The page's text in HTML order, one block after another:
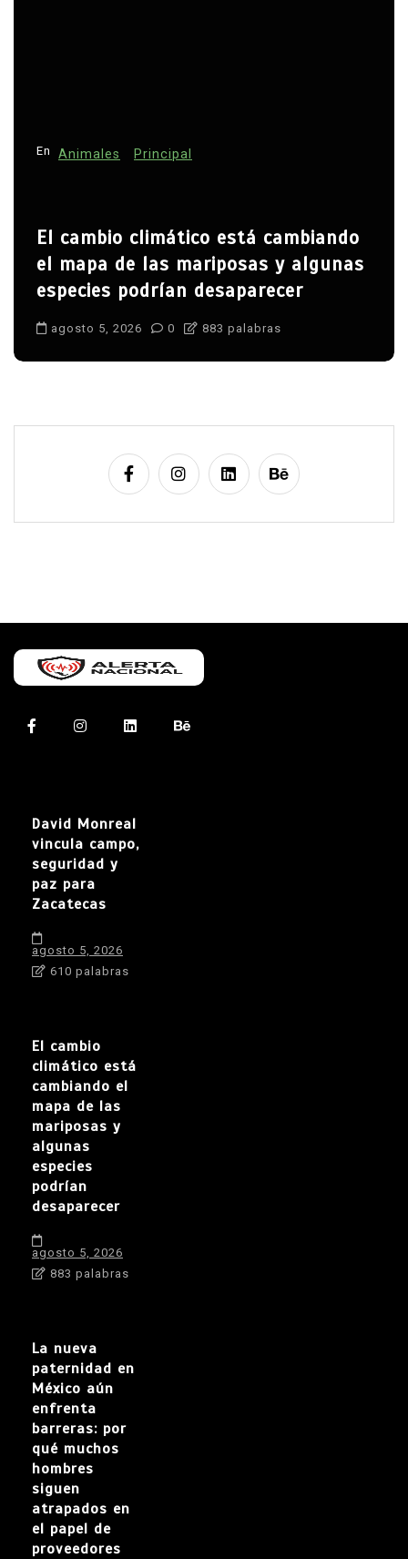
En Animales Principal
El cambio climático está cambiando
el mapa de las mariposas y algunas
especies podrían desaparecer
agosto 5, 2026 0 883 palabras
David Monreal
vincula campo,
seguridad y
paz para
Zacatecas
agosto 5, 2026
610 palabras
El cambio
climático está
cambiando el
mapa de las
mariposas y
algunas
especies
podrían
desaparecer
agosto 5, 2026
883 palabras
La nueva
paternidad en
México aún
enfrenta
barreras: por
qué muchos
hombres
siguen
atrapados en
el papel de
proveedores